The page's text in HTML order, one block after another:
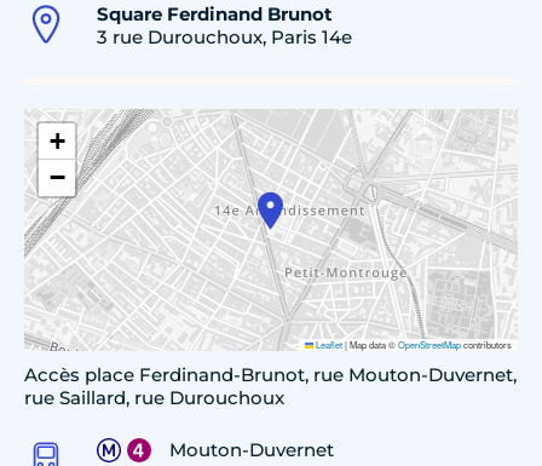
Square Ferdinand Brunot
3 rue Durouchoux, Paris 14e
+
−
Leaflet|Map data ©OpenStreetMapcontributors
Accès place Ferdinand-Brunot, rue Mouton-Duvernet,
rue Saillard, rue Durouchoux
Mouton-Duvernet